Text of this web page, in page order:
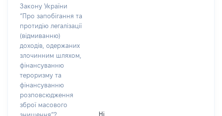
Закону України
“Про запобігання та
протидію легалізації
(відмиванню)
доходів, одержаних
злочинним шляхом,
фінансуванню
тероризму та
фінансуванню
розповсюдження
зброї масового
знищення”?
Ні